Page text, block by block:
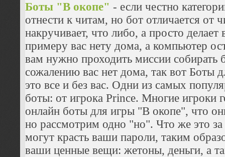
Боты "В окопе" - если честно
отнести к читам, но бот отличается от
накручивает, что либо, а просто
примеру вас нету дома, а компьютер
вам нужно проходить миссии собирать
сожалению вас нет дома, так вот Боты
это все и без вас. Одни из самых
боты: от игрока Prince. Многие игроки
онлайн боты для игры "В окопе", что
но рассмотрим одно "но". Что же это
могут красть ваши пароли, таким
ваши ценные вещи: жетоны, деньги, а